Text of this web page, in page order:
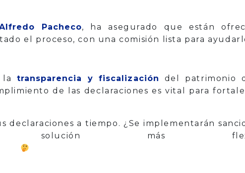
Pacheco, ha asegurado que están
el proceso, con una comisión lista para
latransparencia y fiscalización del patrimonio
de las declaraciones es vital para
declaraciones a tiempo. ¿Se implementarán
más